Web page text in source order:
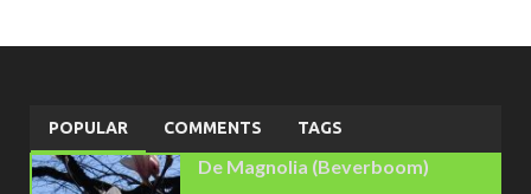
POPULAR COMMENTS TAGS
De Magnolia (Beverboom)